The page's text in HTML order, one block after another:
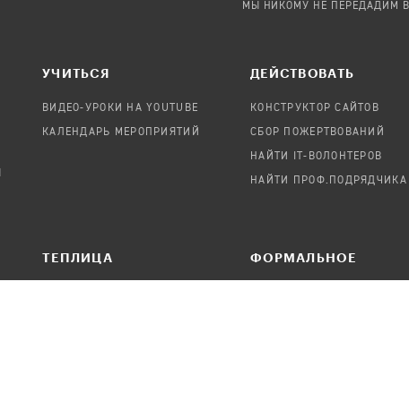
МЫ НИКОМУ НЕ ПЕРЕДАДИМ
УЧИТЬСЯ
ВИДЕО-УРОКИ НА YOUTUBE
КАЛЕНДАРЬ МЕРОПРИЯТИЙ
ДЕЙСТВОВАТЬ
КОНСТРУКТОР САЙТОВ
СБОР ПОЖЕРТВОВАНИЙ
НАЙТИ IT-ВОЛОНТЕРОВ
НАЙТИ ПРОФ.ПОДРЯДЧИКА
TЕПЛИЦА ФОРМАЛЬНОЕ